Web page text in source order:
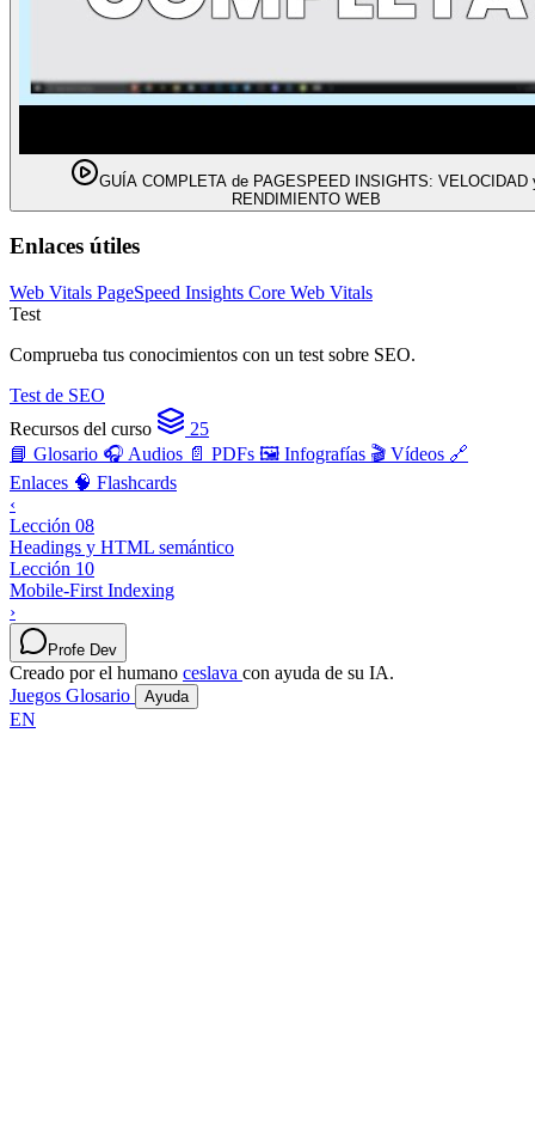
GUÍA COMPLETA de PAGESPEED INSIGHTS: VELOCIDAD
RENDIMIENTO WEB
Enlaces útiles
Web Vitals PageSpeed Insights Core Web Vitals
Test
Comprueba tus conocimientos con un test sobre SEO.
Test de SEO
Recursos del curso
25
📘 Glosario 🎧 Audios 📄 PDFs 🖼️ Infografías 🎬 Vídeos 🔗
Enlaces 🧠 Flashcards
‹
Lección 08
Headings y HTML semántico
Lección 10
Mobile-First Indexing
›
Profe Dev
Creado por el humano ceslava con ayuda de su IA.
Juegos Glosario Ayuda
EN